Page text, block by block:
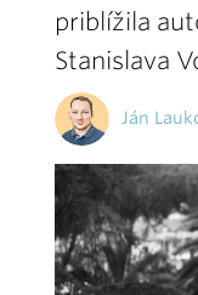
priblížila
Stanislava
Ján